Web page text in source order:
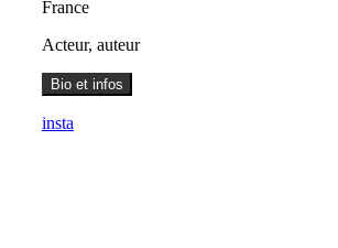
France
Acteur, auteur
Bio et infos
insta